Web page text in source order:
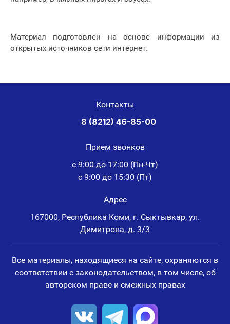
Материал подготовлен на основе информации из
открытых источников сети интернет.
Контакты
8 (8212) 46-85-00
Прием звонков
с 9:00 до 17:00 (Пн-Чт)
с 9:00 до 15:30 (Пт)
Адрес
167000, Республика Коми, г. Сыктывкар, ул.
Димитрова, д. 3/3
Все материалы, находящиеся на сайте, охраняются в
соответствии с законодательством, в том числе, об
авторском праве и смежных правах